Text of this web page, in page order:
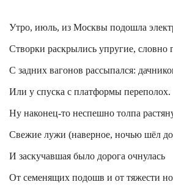
Утро, июль, из Москвы подошла
Створки раскрылись упругие, словно
С задних вагонов рассыпался:
Или у спуска с платформы переполох.
Ну наконец-то неспешно толпа
Свежие лужи (наверное, ночью шёл
И заскучавшая было дорога очнулась
От семенящих подошв и от тяжести